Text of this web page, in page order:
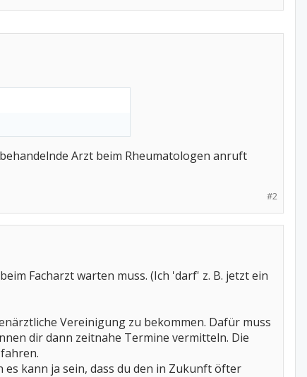
Arzt beim Rheumatologen anruft
#2
Facharzt warten muss. (Ich 'darf' z. B. jetzt ein
Vereinigung zu bekommen. Dafür muss
dir dann zeitnahe Termine vermitteln. Die
kann ja sein, dass du den in Zukunft öfter